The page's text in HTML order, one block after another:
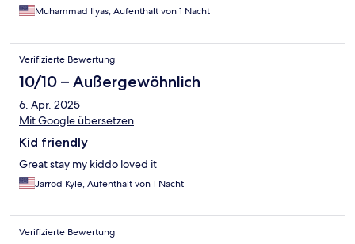
Muhammad Ilyas, Aufenthalt von 1 Nacht
Verifizierte Bewertung
10/10 – Außergewöhnlich
6. Apr. 2025
Mit Google übersetzen
Kid friendly
Great stay my kiddo loved it
Jarrod Kyle, Aufenthalt von 1 Nacht
Verifizierte Bewertung